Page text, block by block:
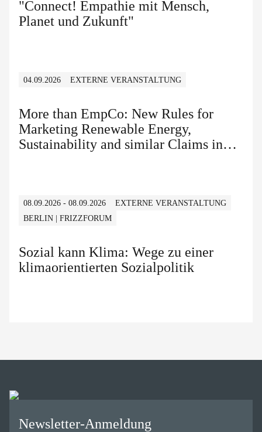
"Connect! Empathie mit Mensch,
Planet und Zukunft"
04.09.2026 EXTERNE VERANSTALTUNG
More than EmpCo: New Rules for
Marketing Renewable Energy,
Sustainability and similar Claims in
08.09.2026 - 08.09.2026
EXTERNE VERANSTALTUNG
BERLIN | FRIZZFORUM
Sozial kann Klima: Wege zu einer
klimaorientierten Sozialpolitik
Newsletter-Anmeldung